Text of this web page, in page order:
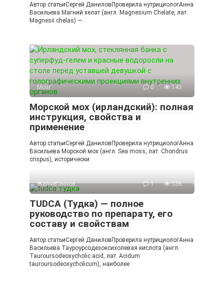
Автор статьиСергей ДаниловПроверила нутрициологАнна
Васильева Магний хелат (англ. Magnesium Chelate, лат.
Magnesii chelas) —
Мозг 0 143
Морской мох (ирландский): полная
инструкция, свойства и
применение
Автор статьиСергей ДаниловПроверила нутрициологАнна
Васильева Морской мох (англ. Sea moss, лат. Chondrus
crispus), исторически
Желчегонное 1 536
TUDCA (Тудка) — полное
руководство по препарату, его
составу и свойствам
Автор статьиСергей ДаниловПроверила нутрициологАнна
Васильева Тауроурсодезоксихолевая кислота (англ.
Tauroursodeoxycholic acid, лат. Acidum
tauroursodeoxycholicum), наиболее